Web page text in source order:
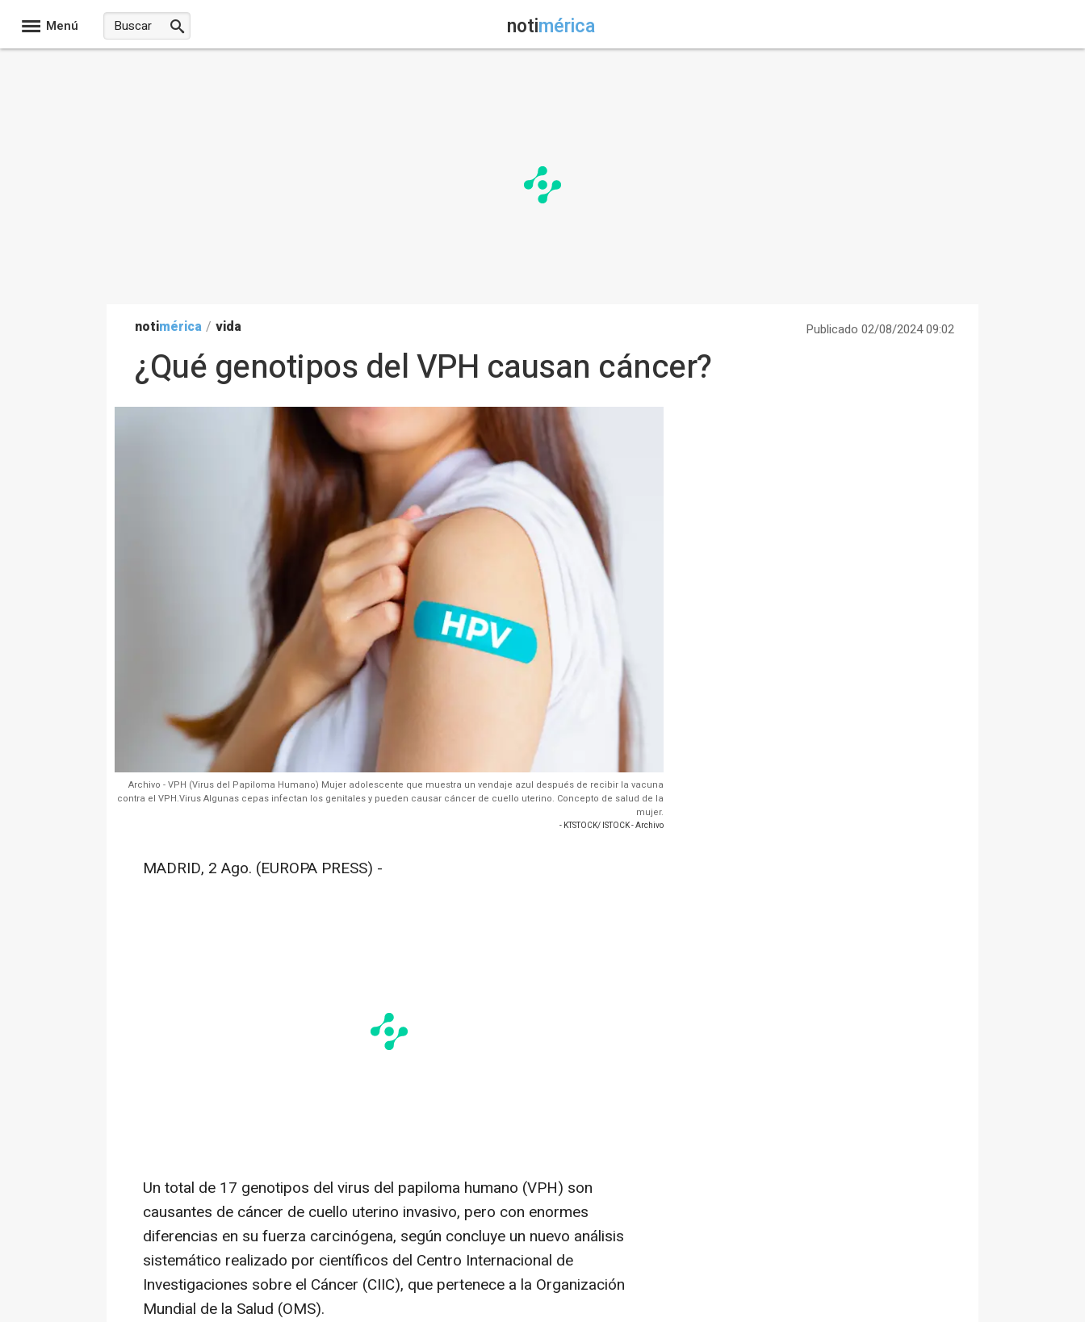
Menú notimérica
notimérica / vida Publicado 02/08/2024 09:02
¿Qué genotipos del VPH causan cáncer?
Archivo - VPH (Virus del Papiloma Humano) Mujer adolescente que muestra un vendaje azul después de recibir la vacuna
contra el VPH.Virus Algunas cepas infectan los genitales y pueden causar cáncer de cuello uterino. Concepto de salud de la
mujer.
- KTSTOCK/ ISTOCK - Archivo
MADRID, 2 Ago. (EUROPA PRESS) -
Un total de 17 genotipos del virus del papiloma humano (VPH) son
causantes de cáncer de cuello uterino invasivo, pero con enormes
diferencias en su fuerza carcinógena, según concluye un nuevo análisis
sistemático realizado por científicos del Centro Internacional de
Investigaciones sobre el Cáncer (CIIC), que pertenece a la Organización
Mundial de la Salud (OMS).